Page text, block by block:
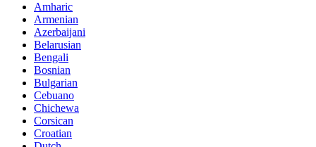
Amharic
Armenian
Azerbaijani
Belarusian
Bengali
Bosnian
Bulgarian
Cebuano
Chichewa
Corsican
Croatian